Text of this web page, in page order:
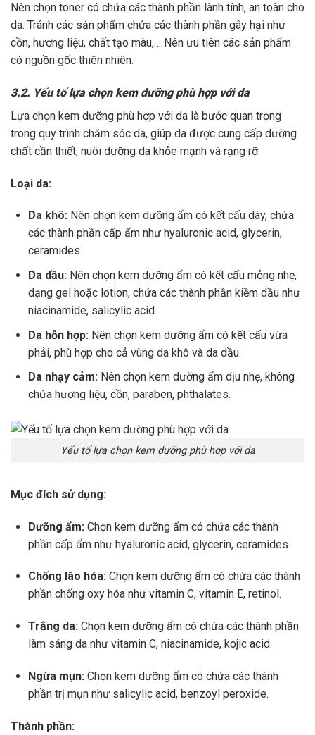
Nên chọn toner có chứa các thành phần lành tính, an toàn cho
da. Tránh các sản phẩm chứa các thành phần gây hại như
cồn, hương liệu, chất tạo màu,… Nên ưu tiên các sản phẩm
có nguồn gốc thiên nhiên.
3.2. Yếu tố lựa chọn kem dưỡng phù hợp với da
Lựa chọn kem dưỡng phù hợp với da là bước quan trọng
trong quy trình chăm sóc da, giúp da được cung cấp dưỡng
chất cần thiết, nuôi dưỡng da khỏe mạnh và rạng rỡ.
Loại da:
Da khô: Nên chọn kem dưỡng ẩm có kết cấu dày, chứa
các thành phần cấp ẩm như hyaluronic acid, glycerin,
ceramides.
Da dầu: Nên chọn kem dưỡng ẩm có kết cấu mỏng nhẹ,
dạng gel hoặc lotion, chứa các thành phần kiềm dầu như
niacinamide, salicylic acid.
Da hỗn hợp: Nên chọn kem dưỡng ẩm có kết cấu vừa
phải, phù hợp cho cả vùng da khô và da dầu.
Da nhạy cảm: Nên chọn kem dưỡng ẩm dịu nhẹ, không
chứa hương liệu, cồn, paraben, phthalates.
Yếu tố lựa chọn kem dưỡng phù hợp với da
Mục đích sử dụng:
Dưỡng ẩm: Chọn kem dưỡng ẩm có chứa các thành
phần cấp ẩm như hyaluronic acid, glycerin, ceramides.
Chống lão hóa: Chọn kem dưỡng ẩm có chứa các thành
phần chống oxy hóa như vitamin C, vitamin E, retinol.
Trắng da: Chọn kem dưỡng ẩm có chứa các thành phần
làm sáng da như vitamin C, niacinamide, kojic acid.
Ngừa mụn: Chọn kem dưỡng ẩm có chứa các thành
phần trị mụn như salicylic acid, benzoyl peroxide.
Thành phần: